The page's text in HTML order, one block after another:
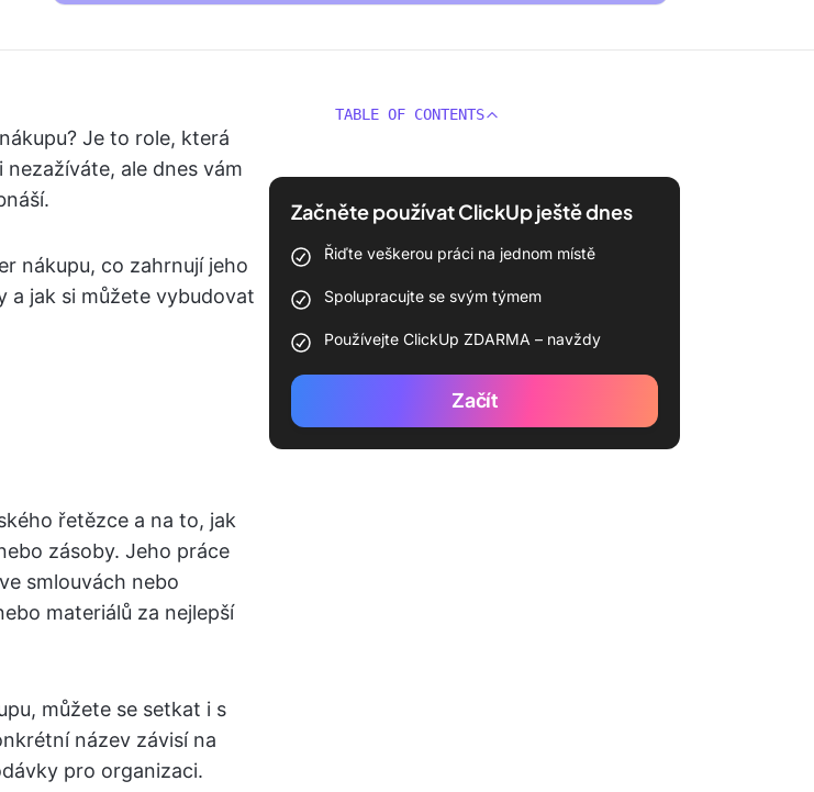
Je to role, která
ale dnes vám
nákupu, co zahrnují jeho
a jak si můžete vybudovat
řetězce a na to, jak
zásoby. Jeho práce
smlouvách nebo
materiálů za nejlepší
můžete se setkat i s
název závisí na
pro organizaci.
TABLE OF CONTENTS
Začněte používat ClickUp ještě dnes
Řiďte veškerou práci na jednom místě
Spolupracujte se svým týmem
Používejte ClickUp ZDARMA – navždy
Začít